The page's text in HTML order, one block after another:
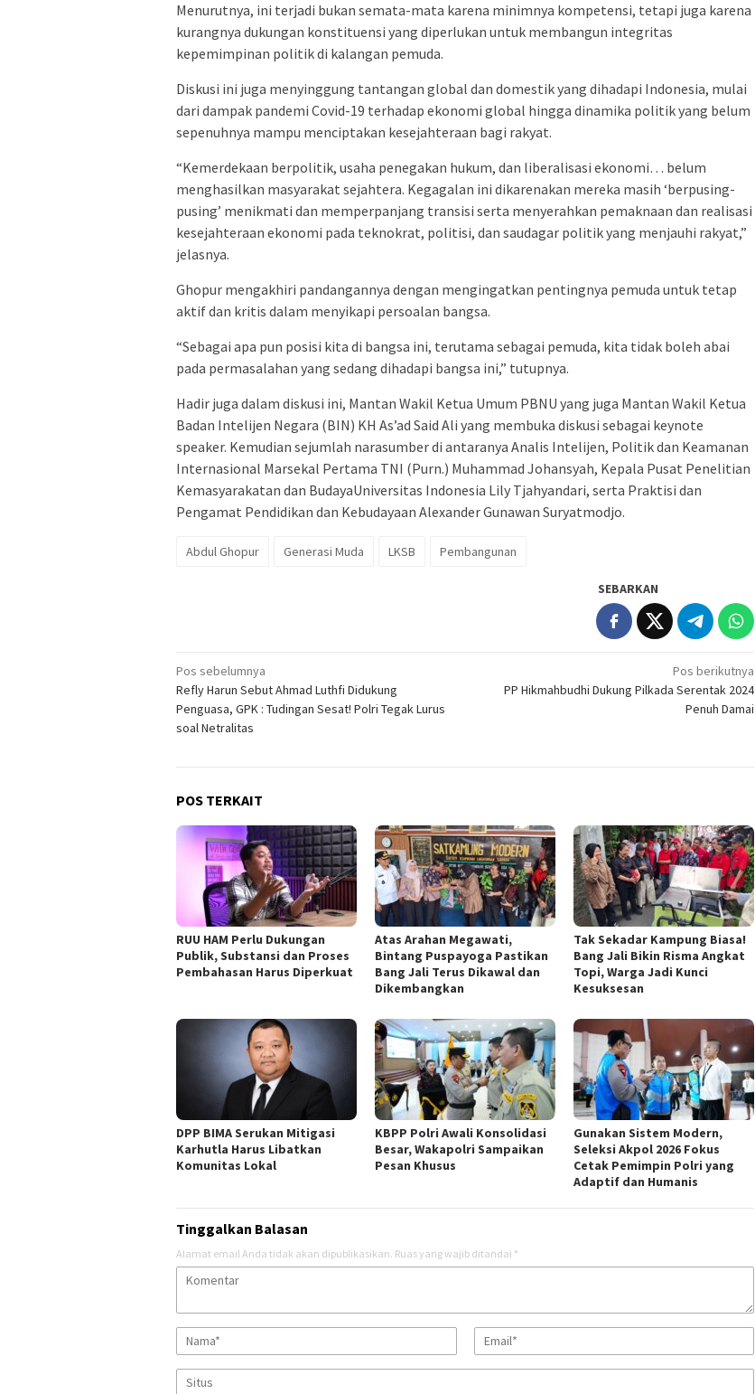
Menurutnya, ini terjadi bukan semata-mata karena minimnya kompetensi, tetapi juga karena
kurangnya dukungan konstituensi yang diperlukan untuk membangun integritas
kepemimpinan politik di kalangan pemuda.
Diskusi ini juga menyinggung tantangan global dan domestik yang dihadapi Indonesia, mulai
dari dampak pandemi Covid-19 terhadap ekonomi global hingga dinamika politik yang belum
sepenuhnya mampu menciptakan kesejahteraan bagi rakyat.
“Kemerdekaan berpolitik, usaha penegakan hukum, dan liberalisasi ekonomi… belum
menghasilkan masyarakat sejahtera. Kegagalan ini dikarenakan mereka masih ‘berpusing-
pusing’ menikmati dan memperpanjang transisi serta menyerahkan pemaknaan dan realisasi
kesejahteraan ekonomi pada teknokrat, politisi, dan saudagar politik yang menjauhi rakyat,”
jelasnya.
Ghopur mengakhiri pandangannya dengan mengingatkan pentingnya pemuda untuk tetap
aktif dan kritis dalam menyikapi persoalan bangsa.
“Sebagai apa pun posisi kita di bangsa ini, terutama sebagai pemuda, kita tidak boleh abai
pada permasalahan yang sedang dihadapi bangsa ini,” tutupnya.
Hadir juga dalam diskusi ini, Mantan Wakil Ketua Umum PBNU yang juga Mantan Wakil Ketua
Badan Intelijen Negara (BIN) KH As’ad Said Ali yang membuka diskusi sebagai keynote
speaker. Kemudian sejumlah narasumber di antaranya Analis Intelijen, Politik dan Keamanan
Internasional Marsekal Pertama TNI (Purn.) Muhammad Johansyah, Kepala Pusat Penelitian
Kemasyarakatan dan BudayaUniversitas Indonesia Lily Tjahyandari, serta Praktisi dan
Pengamat Pendidikan dan Kebudayaan Alexander Gunawan Suryatmodjo.
Abdul Ghopur Generasi Muda LKSB Pembangunan
SEBARKAN
Navigasi
pos
Pos sebelumnya
Refly Harun Sebut Ahmad Luthfi Didukung
Penguasa, GPK : Tudingan Sesat! Polri Tegak Lurus
soal Netralitas
Pos berikutnya
PP Hikmahbudhi Dukung Pilkada Serentak 2024
Penuh Damai
POS TERKAIT
RUU HAM Perlu Dukungan
Publik, Substansi dan Proses
Pembahasan Harus Diperkuat
Atas Arahan Megawati,
Bintang Puspayoga Pastikan
Bang Jali Terus Dikawal dan
Dikembangkan
Tak Sekadar Kampung Biasa!
Bang Jali Bikin Risma Angkat
Topi, Warga Jadi Kunci
Kesuksesan
DPP BIMA Serukan Mitigasi
Karhutla Harus Libatkan
Komunitas Lokal
KBPP Polri Awali Konsolidasi
Besar, Wakapolri Sampaikan
Pesan Khusus
Gunakan Sistem Modern,
Seleksi Akpol 2026 Fokus
Cetak Pemimpin Polri yang
Adaptif dan Humanis
Tinggalkan Balasan
Alamat email Anda tidak akan dipublikasikan. Ruas yang wajib ditandai *